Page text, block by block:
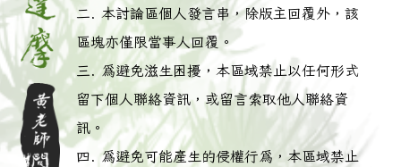
本討論區個人發言串，除版主回覆外，該
區塊亦僅限當事人回覆。
為避免滋生困擾，本區域禁止以任何形式
留下個人聯絡資訊，或留言索取他人聯絡資
訊。
為避免可能產生的侵權行為，本區域禁止